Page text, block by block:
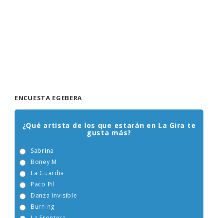
ENCUESTA EGEBERA
¿Qué artista de los que estarán en La Gira te
gusta más?
Sabrina
Boney M
La Guardia
Paco Pil
Danza Invisible
Burning